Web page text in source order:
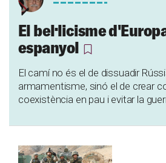
El bel·licisme
espanyol
El camí no és el de dissuadir
armamentisme, sinó el de crear
coexistència en pau i evitar la